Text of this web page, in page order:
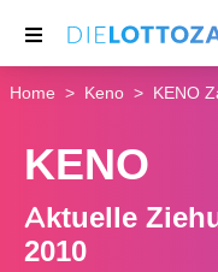
Home Keno KENO
KENO
Aktuelle
2010